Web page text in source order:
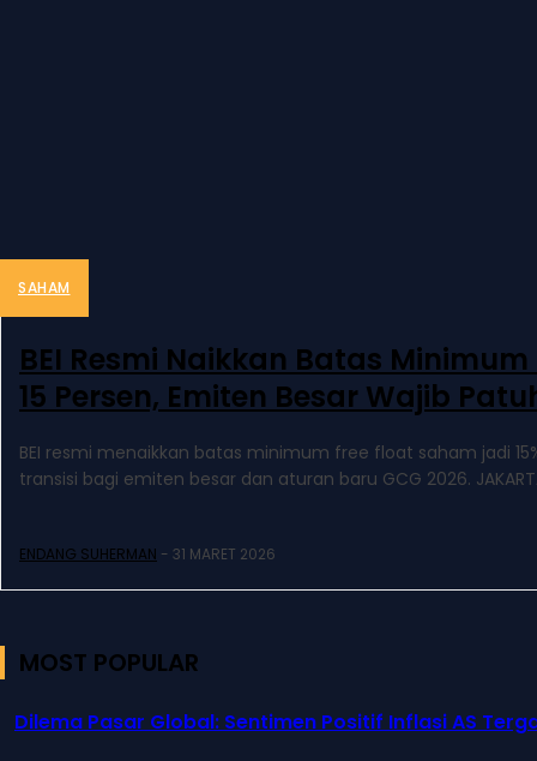
SAHAM
BEI Resmi Naikkan Batas
15 Persen, Emiten Besar Wajib
BEI resmi menaikkan batas minimum free float saham jadi
transisi bagi emiten besar dan aturan baru GCG 2026. JAKARTA,
ENDANG SUHERMAN - 31 MARET 2026
MOST POPULAR
Dilema Pasar Global: Sentimen Positif Inflasi AS